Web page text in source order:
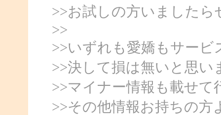
>>お試しの方いました
>>
>>いずれも愛嬌もサー
>>決して損は無いと思い
>>マイナー情報も載せて
>>その他情報お持ちの